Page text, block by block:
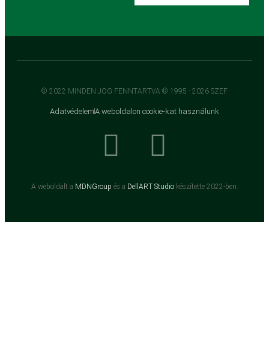
© 2022 MINDEN JOG FENNTARTVA © 1995 - 2026 SZEF
AdatvédelemA weboldalon cookie-kat használunk
A weboldalt a MDNGroup és a DellART Studiokészítette 2022-ben.